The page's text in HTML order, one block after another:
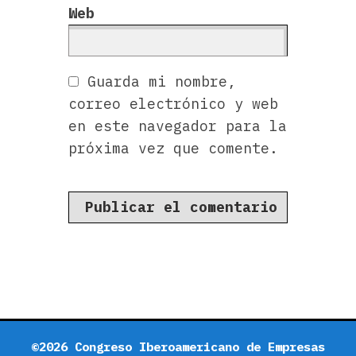
Web
Guarda mi nombre,
correo electrónico y web
en este navegador para la
próxima vez que comente.
©2026 Congreso Iberoamericano de Empresas